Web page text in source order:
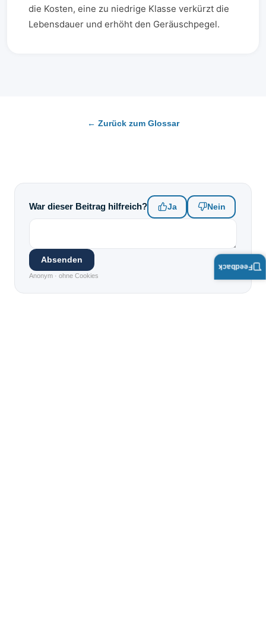
die Kosten, eine zu niedrige Klasse verkürzt die
Lebensdauer und erhöht den Geräuschpegel.
← Zurück zum Glossar
War dieser Beitrag hilfreich? Ja Nein
Absenden
Anonym · ohne Cookies
Feedback